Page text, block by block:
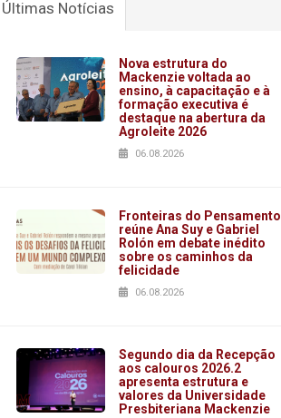
Últimas Notícias
Nova estrutura do
Mackenzie voltada ao
ensino, à capacitação e à
formação executiva é
destaque na abertura da
Agroleite 2026
06.08.2026
Fronteiras do Pensamento
reúne Ana Suy e Gabriel
Rolón em debate inédito
sobre os caminhos da
felicidade
06.08.2026
Segundo dia da Recepção
aos calouros 2026.2
apresenta estrutura e
valores da Universidade
Presbiteriana Mackenzie